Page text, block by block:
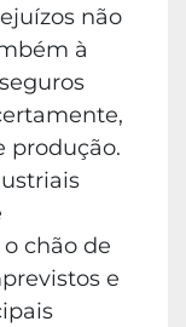
não
à
produção.
chão de
e